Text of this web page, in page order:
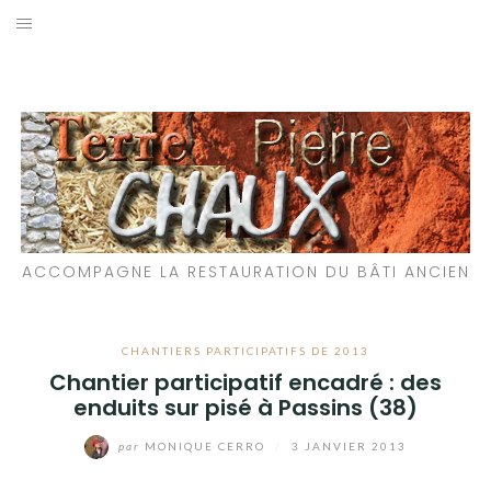
Aller
ACCOMPAGNE LA RESTAURATION DU BÂTI ANCIEN
CHANTIERS PARTICIPATIFS DE 2013
Chantier participatif encadré : des
enduits sur pisé à Passins (38)
par MONIQUE CERRO 3 JANVIER 2013
PARTICIPATIFS
CHANTIERS RÉALISÉS
QUE PROPOSONS-NOUS ?